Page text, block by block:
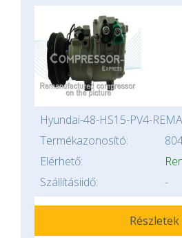
Hyundai-48-HS15-PV4-
Termékazonosító:
Elérhető:
Szállításiidő:
-
Részletek